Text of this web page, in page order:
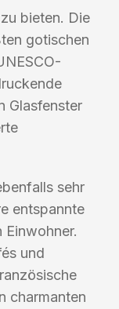
bieten. Die
gotischen
Glasfenster
sehr
entspannte
und
charmanten